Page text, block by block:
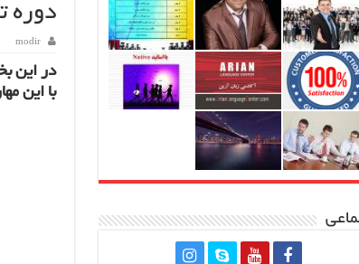
دوره
modir
در اين
با اين